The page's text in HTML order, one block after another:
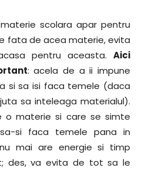
scolara apar pentru
fata de acea materie, evita
pentru aceasta. Aici
: acela de a ii impune
si sa isi faca temele (daca
sa inteleaga materialul).
o materie si care se simte
si faca temele pana in
mai are energie si timp
des, va evita de tot sa le